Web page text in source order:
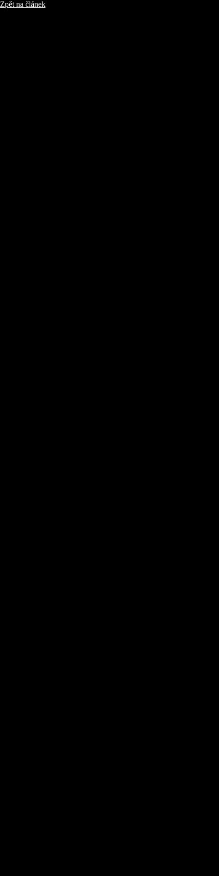
Zpět na článek